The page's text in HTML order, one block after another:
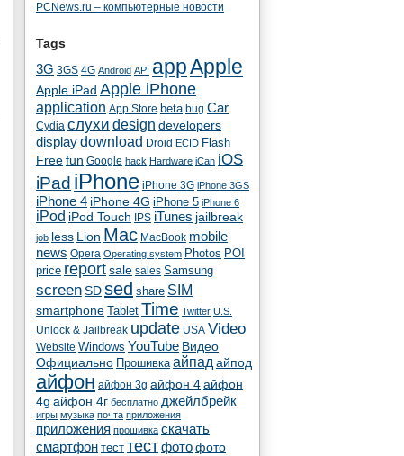
PCNews.ru – компьютерные новости
Tags
3G 3GS 4G Android API appApple
Apple iPad Apple iPhone
application App Store beta bug Car
Cydia cлухи design developers
displaydownload Droid ECID Flash
Free fun Google hack Hardware iCan iOS
iPad iPhone iPhone 3G iPhone 3GS
iPhone 4 iPhone 4G iPhone 5 iPhone 6
iPod iPod Touch IPS iTunes jailbreak
job less Lion Mac MacBook mobile
news Opera Operating system Photos POI
price reportsale sales Samsung
screen SD sed share SIM
smartphone Tablet Time Twitter U.S.
Unlock & Jailbreak update USA Video
Website Windows YouTube Видео
Официально
Прошивка айпад айпод
айфон айфон 3g айфон 4айфон
4g айфон 4г бесплатно джейлбрейк
игры музыка почта приложения
приложения прошивка скачать
смартфон тест тестфото фото